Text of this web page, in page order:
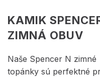
KAMIK
ZIMNÁ OBUV
Naše Spencer N zimné
topánky sú perfektné